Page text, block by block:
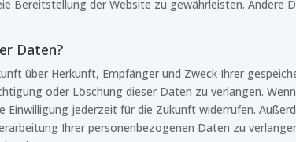
Bereitstellung der Website zu gewährleisten. Andere
Daten?
über Herkunft, Empfänger und Zweck Ihrer
oder Löschung dieser Daten zu verlangen.
jederzeit für die Zukunft widerrufen.
Ihrer personenbezogenen Daten zu